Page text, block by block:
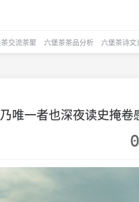
交流茶聚 六堡茶茶品分析 六堡茶诗文
唯一者也深夜读史掩卷